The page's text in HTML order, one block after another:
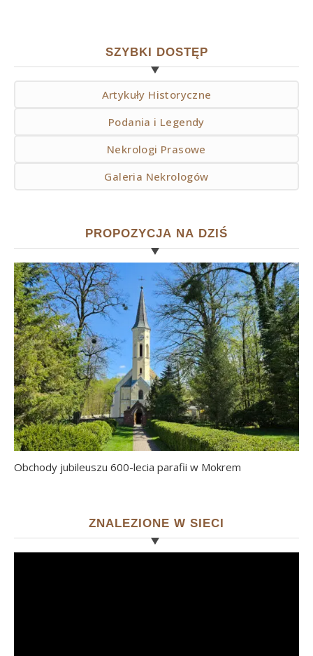
SZYBKI DOSTĘP
Artykuły Historyczne
Podania i Legendy
Nekrologi Prasowe
Galeria Nekrologów
PROPOZYCJA NA DZIŚ
Obchody jubileuszu 600-lecia parafii w Mokrem
ZNALEZIONE W SIECI